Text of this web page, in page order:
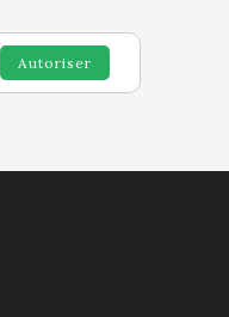
Autoriser